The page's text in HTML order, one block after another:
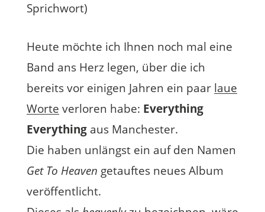
Sprichwort)
Heute möchte ich Ihnen noch mal eine
Band ans Herz legen, über die ich
bereits vor einigen Jahren ein paar laue
Worte verloren habe: Everything
Everythingaus Manchester.
Die haben unlängst ein auf den Namen
Get To Heaven getauftes neues Album
veröffentlicht.